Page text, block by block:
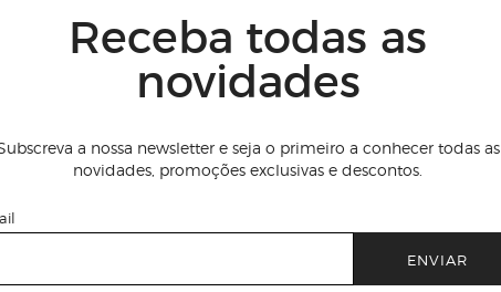
Receba todas as
novidades
a nossa newsletter e seja o primeiro a conhecer todas as
novidades, promoções exclusivas e descontos.
ENVIAR